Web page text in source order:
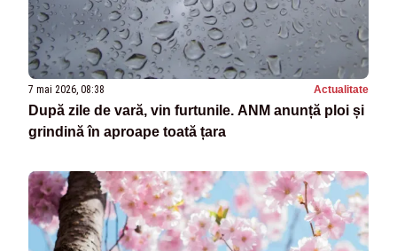
7 mai 2026, 08:38 Actualitate
După zile de vară, vin furtunile. ANM anunță ploi și
grindină în aproape toată țara